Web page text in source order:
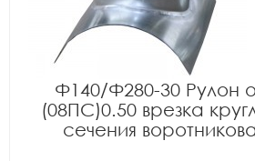
Ф140/Ф280-30 Рулон
(08ПС)0.50 врезка
сечения